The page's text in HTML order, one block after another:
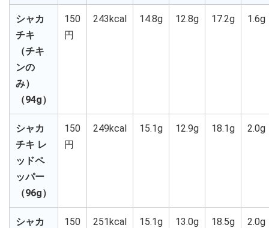
シャカ
チキ
（チキ
ンの
み）
（94g）
150
円
243kcal 14.8g 12.8g 17.2g 1.6g
シャカ
チキ レ
ッドペ
ッパー
（96g）
150
円
249kcal 15.1g 12.9g 18.1g 2.0g
シャカ 150 251kcal 15.1g 13.0g 18.5g 2.0g